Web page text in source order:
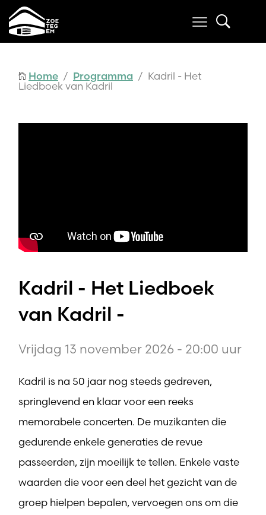
Home / Programma / Kadril - Het
Liedboek van Kadril
Kadril - Het Liedboek
van Kadril -
Vrijdag 13 november 2026 - 20:00 uur
Kadril is na 50 jaar nog steeds gedreven,
springlevend en klaar voor een reeks
memorabele concerten. De muzikanten die
gedurende enkele generaties de revue
passeerden, zijn moeilijk te tellen. Enkele vaste
waarden die voor een deel het gezicht van de
groep hielpen bepalen, vervoegen ons om die